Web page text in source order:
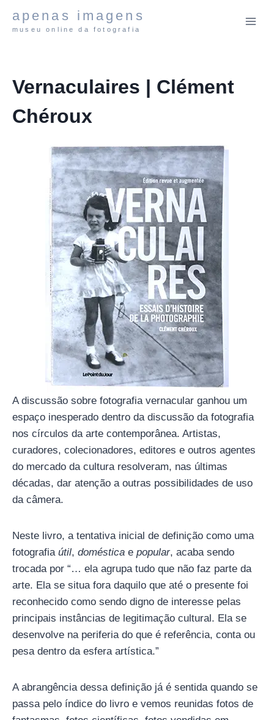
para
apenas imagens
museu online da fotografia
Vernaculaires | Clément
Chéroux
A discussão sobre fotografia vernacular ganhou um
espaço inesperado dentro da discussão da fotografia
nos círculos da arte contemporânea. Artistas,
curadores, colecionadores, editores e outros agentes
do mercado da cultura resolveram, nas últimas
décadas, dar atenção a outras possibilidades de uso
da câmera.
Neste livro, a tentativa inicial de definição como uma
fotografia útil, doméstica e popular, acaba sendo
trocada por “… ela agrupa tudo que não faz parte da
arte. Ela se situa fora daquilo que até o presente foi
reconhecido como sendo digno de interesse pelas
principais instâncias de legitimação cultural. Ela se
desenvolve na periferia do que é referência, conta ou
pesa dentro da esfera artística.”
A abrangência dessa definição já é sentida quando se
passa pelo índice do livro e vemos reunidas fotos de